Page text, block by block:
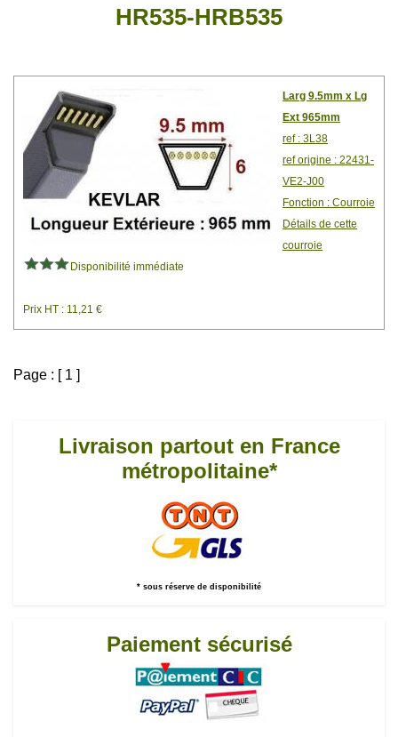
HR535-HRB535
Larg 9.5mm x Lg
Ext 965mm
ref : 3L38
ref origine : 22431-
VE2-J00
Fonction : Courroie
Détails de cette
courroie
Disponibilité immédiate
Prix HT : 11,21 €
Page : [ 1 ]
Livraison partout en France
métropolitaine*
* sous réserve de disponibilité
Paiement sécurisé